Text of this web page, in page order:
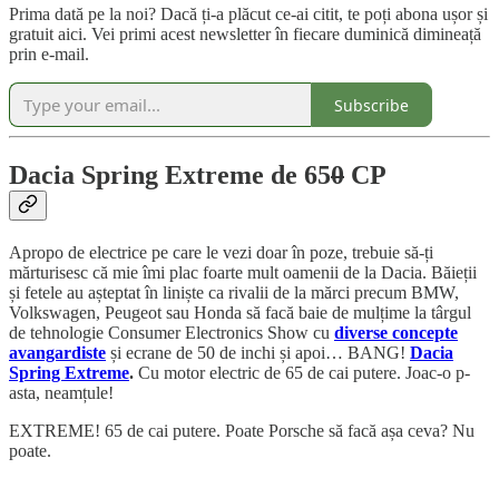
Prima dată pe la noi? Dacă ți-a plăcut ce-ai citit, te poți abona ușor și
gratuit aici. Vei primi acest newsletter în fiecare duminică dimineață
prin e-mail.
Subscribe
Dacia Spring Extreme de 650 CP
Apropo de electrice pe care le vezi doar în poze, trebuie să-ți
mărturisesc că mie îmi plac foarte mult oamenii de la Dacia. Băieții
și fetele au așteptat în liniște ca rivalii de la mărci precum BMW,
Volkswagen, Peugeot sau Honda să facă baie de mulțime la târgul
de tehnologie Consumer Electronics Show cu diverse concepte
avangardiste și ecrane de 50 de inchi și apoi… BANG! Dacia
Spring Extreme. Cu motor electric de 65 de cai putere. Joac-o p-
asta, neamțule!
EXTREME! 65 de cai putere. Poate Porsche să facă așa ceva? Nu
poate.